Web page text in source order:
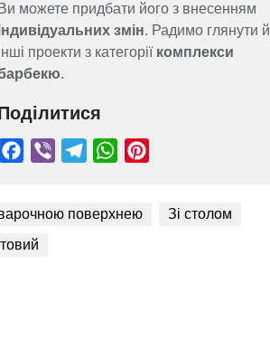
Ви можете придбати його з внесенням
змін. Радимо глянути й
проекти з категорії комплекси
.
поверхнею
Зі столом